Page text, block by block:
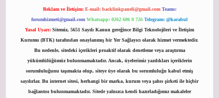
Reklam ve İletişim: E-mail: backlinkpaneli@gmail.com Teams:
forumhizmeti@gmail.com Whatsapp: 0262 606 0 726 Telegram: @karabul
Yasal Uyarı: Sitemiz, 5651 Sayılı Kanun gereğince Bilgi Teknolojileri ve İletişim
Kurumu (BTK) tarafından onaylanmış bir Yer Sağlayıcı olarak hizmet vermektedir.
Bu nedenle, sitedeki içerikleri proaktif olarak denetleme veya araştırma
yükümlülüğümüz bulunmamaktadır. Ancak, üyelerimiz yazdıkları içeriklerin
sorumluluğunu taşımakta olup, siteye üye olarak bu sorumluluğu kabul etmiş
sayılırlar. Bu internet sitesi, herhangi bir marka, kurum veya şahıs şirketi ile hiçbir
bağlantısı bulunmamaktadır. Sitede yalnızca kendi hazırladığımız makaleler